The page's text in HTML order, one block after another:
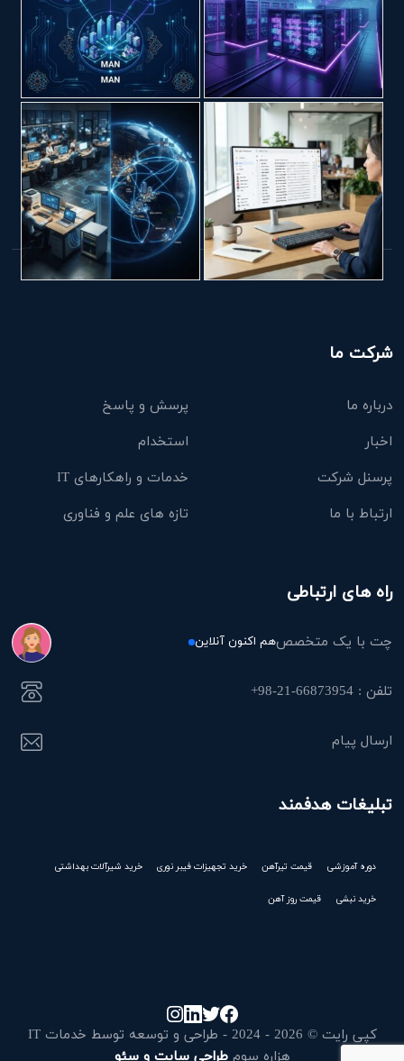
شرکت ما
درباره ما
پرسش و پاسخ
اخبار
استخدام
پرسنل شرکت
خدمات و راهکارهای IT
ارتباط با ما
تازه های علم و فناوری
راه های ارتباطی
چت با یک متخصصهم اکنون آنلاین
تلفن : 66873954-21-98+
ارسال پیام
تبلیغات هدفمند
دوره آموزشی قیمت تیرآهن خرید تجهیزات فیبر نوری خرید شیرآلات بهداشتی
خرید نبشی قیمت روز آهن
کپی رایت © 2026 - 2024 - طراحی و توسعه توسط خدمات IT
هزاره سومطراحی سایت و سئو